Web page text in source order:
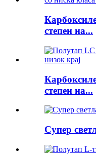
степен на...
степен на...
Супер